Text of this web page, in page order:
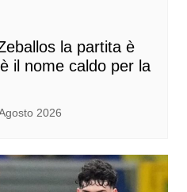
la partita è
il nome caldo per la
2026